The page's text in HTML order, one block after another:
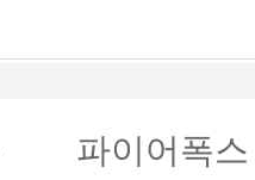
파이어폭